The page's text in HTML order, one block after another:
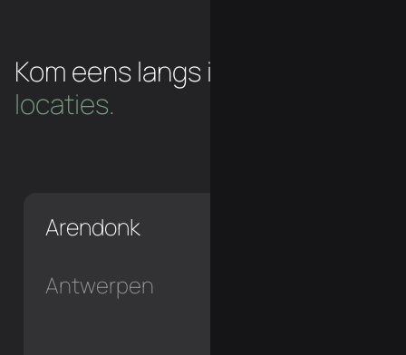
Kom eens langs in een van
locaties.
Arendonk
Antwerpen